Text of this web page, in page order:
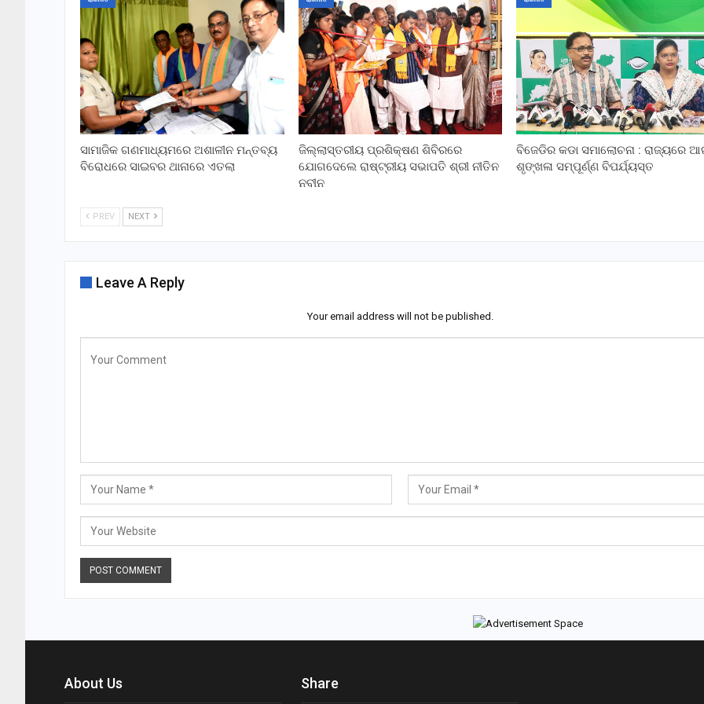
ସାମାଜିକ ଗଣମାଧ୍ୟମରେ ଅଶାଳୀନ ମନ୍ତବ୍ୟ
ବିରୋଧରେ ସାଇବର ଥାନାରେ ଏତଲା
ଜିଲ୍ଲାସ୍ତରୀୟ ପ୍ରଶିକ୍ଷଣ ଶିବିରରେ
ଯୋଗଦେଲେ ରାଷ୍ଟ୍ରୀୟ ସଭାପତି ଶ୍ରୀ ନୀତିନ
ନବୀନ
ବିଜେଡିର କଡା ସମାଲୋଚନା : ରାଜ୍ୟରେ
ଶୃଙ୍ଖଳା ସମ୍ପୂର୍ଣ୍ଣ ବିପର୍ଯ୍ୟସ୍ତ
PREV NEXT
Leave A Reply
Your email address will not be published.
About Us Share